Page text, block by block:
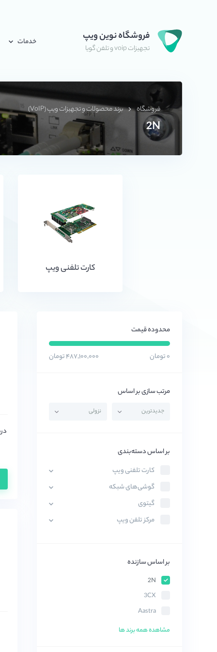
فروشگاه نوین ویپ
تجهیزات voip و تلفن گویا
خدمات
فروشگاه برند محصولات و تجهیزات ویپ (VoIP)
2N
کارت تلفنی ویپ
محدوده قیمت
۰ تومان ۴۸۷,۱۰۰,۰۰۰ تومان
مرتب سازی بر اساس
بر اساس دسته‌بندی
کارت تلفنی ویپ
گوشی‌های شبکه
گیتوی
مرکز تلفن ویپ
بر اساس سازنده
2N
3CX
Aastra
Acuvox
مشاهده همه برند ها